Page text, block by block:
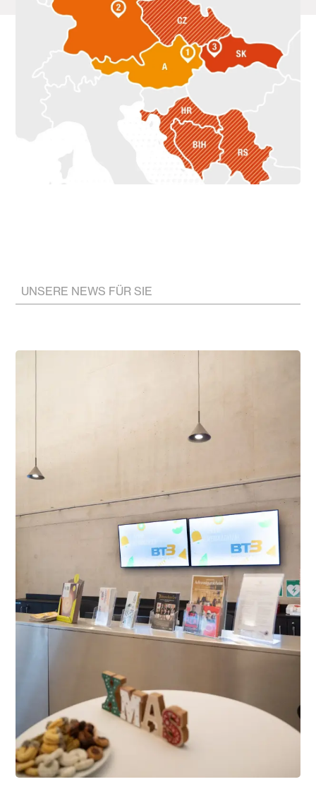
UNSERE NEWS FÜR SIE